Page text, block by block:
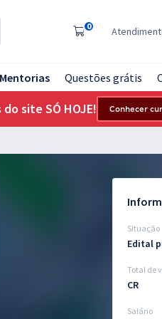
0
Mentorias Questões grátis
site SÓ HOJE! Conhecer
Situação
Edital
Total de
CR
Salário